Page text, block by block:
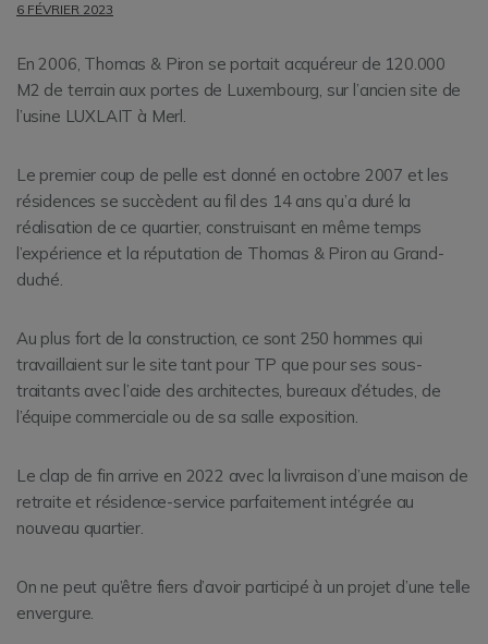
6 FÉVRIER 2023
En 2006, Thomas & Piron se portait acquéreur de 120.000
M2 de terrain aux portes de Luxembourg, sur l’ancien site de
l’usine LUXLAIT à Merl.
Le premier coup de pelle est donné en octobre 2007 et les
résidences se succèdent au fil des 14 ans qu’a duré la
réalisation de ce quartier, construisant en même temps
l’expérience et la réputation de Thomas & Piron au Grand-
duché.
Au plus fort de la construction, ce sont 250 hommes qui
travaillaient sur le site tant pour TP que pour ses sous-
traitants avec l’aide des architectes, bureaux d’études, de
l’équipe commerciale ou de sa salle exposition.
Le clap de fin arrive en 2022 avec la livraison d’une maison de
retraite et résidence-service parfaitement intégrée au
nouveau quartier.
On ne peut qu’être fiers d’avoir participé à un projet d’une telle
envergure.